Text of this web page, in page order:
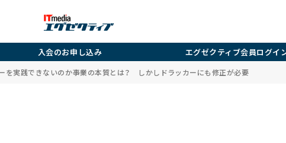
入会のお申し込み エグゼクティブ会員ログイ
を実践できないのか――事業の本質とは？ しかしドラッカーにも修正が必要